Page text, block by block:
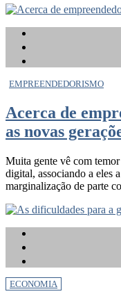
EMPREENDEDORISMO
Acerca de
as novas
Muita gente vê com
digital, associando a eles
marginalização de parte
ECONOMIA